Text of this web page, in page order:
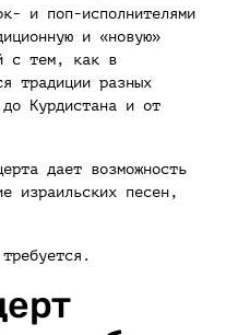
и поп-исполнителями
и «новую»
с тем, как в
традиции разных
Курдистана и от
дает возможность
израильских песен,